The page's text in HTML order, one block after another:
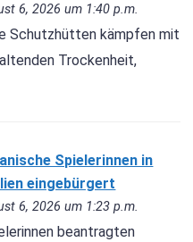
6, 2026 um 1:40 p.m.
Schutzhütten kämpfen mit
Trockenheit,
Spielerinnen in
eingebürgert
6, 2026 um 1:23 p.m.
beantragten